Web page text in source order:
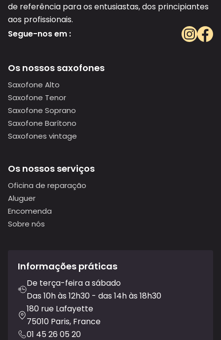
de referência para os entusiastas, dos principiantes
aos profissionais.
Segue-nos em :
Os nossos saxofones
Saxofone Alto
Saxofone Tenor
Saxofone Soprano
Saxofone Barítono
Saxofones vintage
Os nossos serviços
Oficina de reparação
Aluguer
Encomenda
Sobre nós
Informações práticas
De terça-feira a sábado
Das 10h às 12h30 - das 14h às 18h30
180 rue Lafayette
75010 Paris, France
01 45 26 05 20